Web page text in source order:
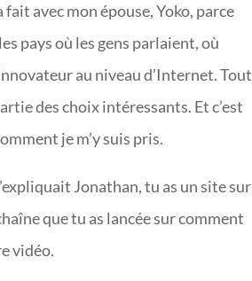
fait avec mon épouse, Yoko, parce
pays où les gens parlaient, où
au niveau d’Internet. Tout
des choix intéressants. Et c’est
je m’y suis pris.
Jonathan, tu as un site sur
que tu as lancée sur comment
vidéo.